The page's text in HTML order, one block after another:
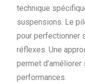
technique
suspensions. Le
pour perfectionner
réflexes. Une
permet
performances.